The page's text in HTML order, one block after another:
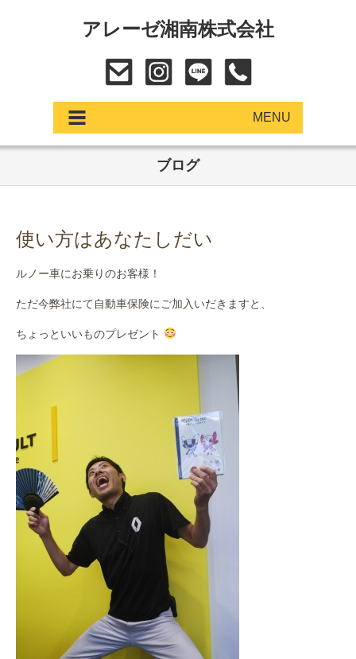
アレーゼ湘南株式会社
MENU
中古車
作業事例
店舗アクセス
ブログ
使い方はあなたしだい
ルノー車にお乗りのお客様！
ただ今弊社にて自動車保険にご加入いだきますと、
ちょっといいものプレゼント